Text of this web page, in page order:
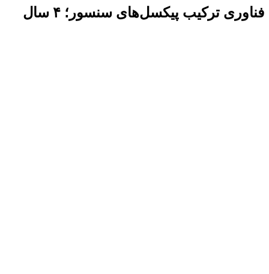
فناوری ترکیب پیکسل‌های سنسور؛ ۴ سال